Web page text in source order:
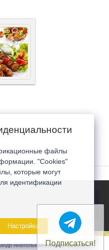
Анатольевич © 2007-2026
Подписаться!
файлы
"Cookies"
которые могут
идентификации
Настройка